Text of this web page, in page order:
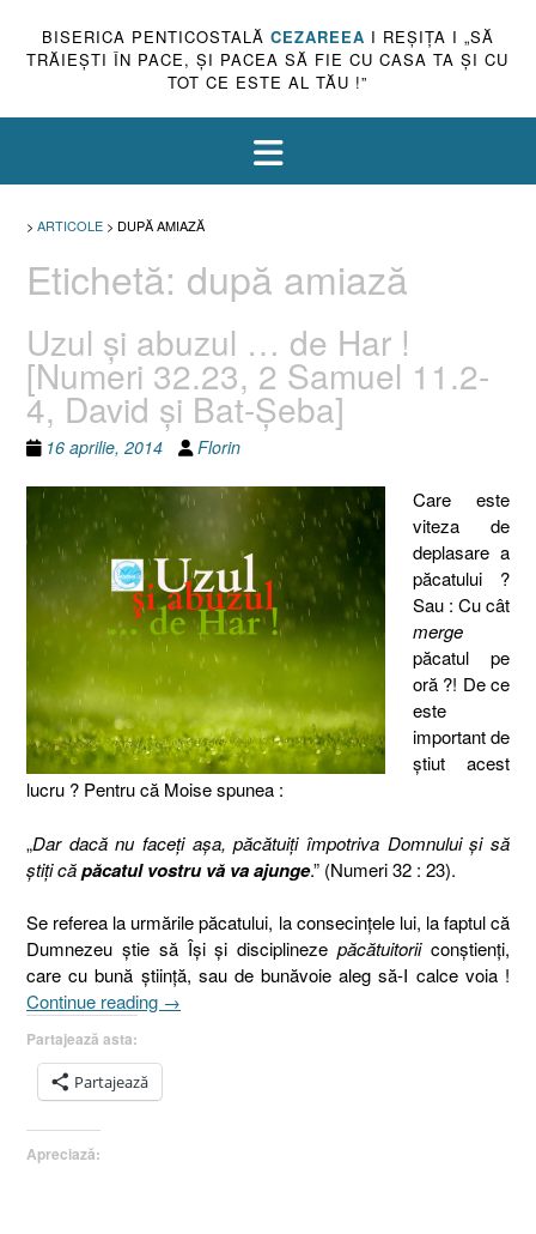
BISERICA PENTICOSTALĂ CEZAREEA I REŞIŢA I „SĂ
TRĂIEŞTI ÎN PACE, ŞI PACEA SĂ FIE CU CASA TA ŞI CU
TOT CE ESTE AL TĂU !”
> ARTICOLE > DUPĂ AMIAZĂ
Etichetă: după amiază
Uzul şi abuzul … de Har !
[Numeri 32.23, 2 Samuel 11.2-
4, David şi Bat-Şeba]
16 aprilie, 2014 Florin
Care este
viteza de
deplasare a
păcatului ?
Sau : Cu cât
merge
păcatul pe
oră ?! De ce
este
important de
ştiut acest
lucru ? Pentru că Moise spunea :
„Dar dacă nu faceţi aşa, păcătuiţi împotriva Domnului şi să
ştiţi căpăcatul vostru vă va ajunge.” (Numeri 32 : 23).
Se referea la urmările păcatului, la consecinţele lui, la faptul că
Dumnezeu ştie să Îşi şi disciplinezepăcătuitoriiconştienţi,
care cu bună ştiinţă, sau de bunăvoie aleg să-I calce voia !
Continue reading „Uzul
de
→
Partajează asta:
Partajează
Apreciază: